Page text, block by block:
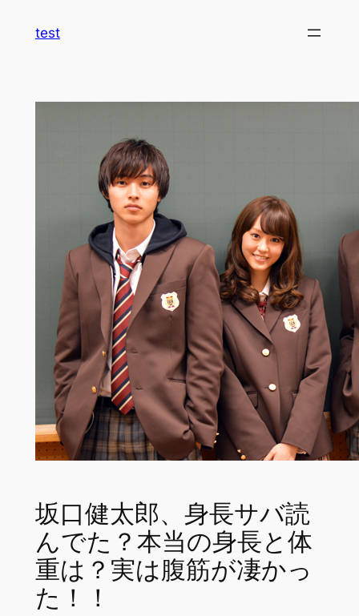
test
坂口健太郎、身長サバ読
んでた？本当の身長と体
重は？実は腹筋が凄かっ
た！！